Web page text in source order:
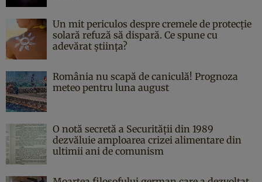
Un mit periculos despre cremele de protecție
solară refuză să dispară. Ce spune cu
adevărat știința?
România nu scapă de caniculă! Prognoza
meteo pentru luna august
O notă secretă a Securității din 1989
dezvăluie amploarea crizei alimentare din
ultimii ani de comunism